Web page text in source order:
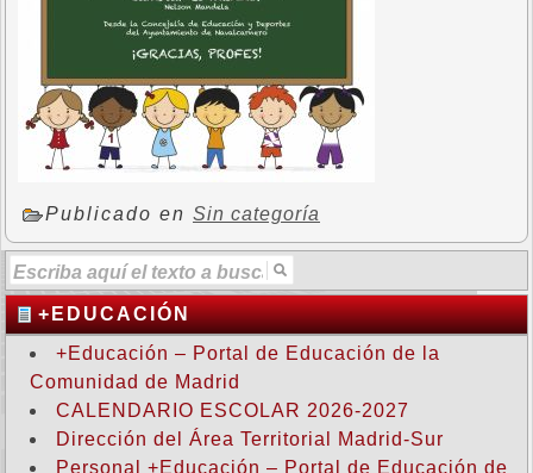
Publicado en Sin categoría
+EDUCACIÓN
+Educación – Portal de Educación de la
Comunidad de Madrid
CALENDARIO ESCOLAR 2026-2027
Dirección del Área Territorial Madrid-Sur
Personal +Educación – Portal de Educación de